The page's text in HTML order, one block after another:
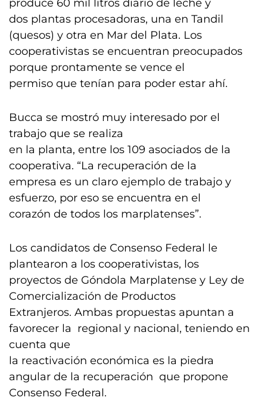
produce 60 mil litros diario de leche y
dos plantas procesadoras, una en Tandil
(quesos) y otra en Mar del Plata. Los
cooperativistas se encuentran preocupados
porque prontamente se vence el
permiso que tenían para poder estar ahí.
Bucca se mostró muy interesado por el
trabajo que se realiza
en la planta, entre los 109 asociados de la
cooperativa. “La recuperación de la
empresa es un claro ejemplo de trabajo y
esfuerzo, por eso se encuentra en el
corazón de todos los marplatenses”.
Los candidatos de Consenso Federal le
plantearon a los cooperativistas, los
proyectos de Góndola Marplatense y Ley de
Comercialización de Productos
Extranjeros. Ambas propuestas apuntan a
favorecer la regional y nacional, teniendo en
cuenta que
la reactivación económica es la piedra
angular de la recuperación que propone
Consenso Federal.